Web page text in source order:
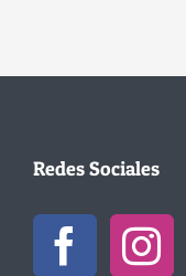
Redes Sociales